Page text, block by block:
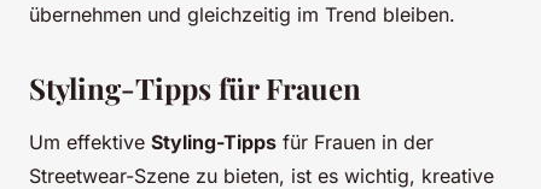
übernehmen und gleichzeitig im Trend bleiben.
Styling-Tipps für Frauen
Um effektive Styling-Tipps für Frauen in der
Streetwear-Szene zu bieten, ist es wichtig, kreative